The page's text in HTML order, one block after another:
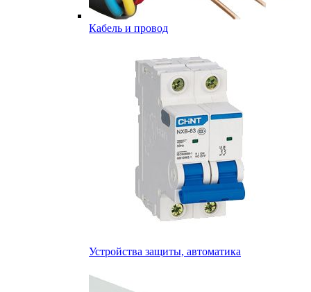
Кабель и провод
Устройства защиты, автоматика